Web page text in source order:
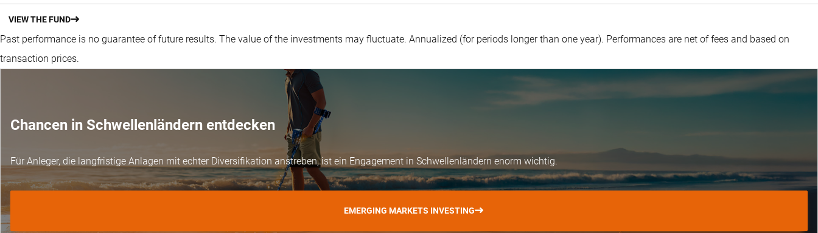
VIEW THE FUND
Past performance is no guarantee of future results. The value of the investments may fluctuate. Annualized (for periods longer than one year). Performances are net of fees and based on
transaction prices.
Chancen in Schwellenländern entdecken
Für Anleger, die langfristige Anlagen mit echter Diversifikation anstreben, ist ein Engagement in Schwellenländern enorm wichtig.
EMERGING MARKETS INVESTING